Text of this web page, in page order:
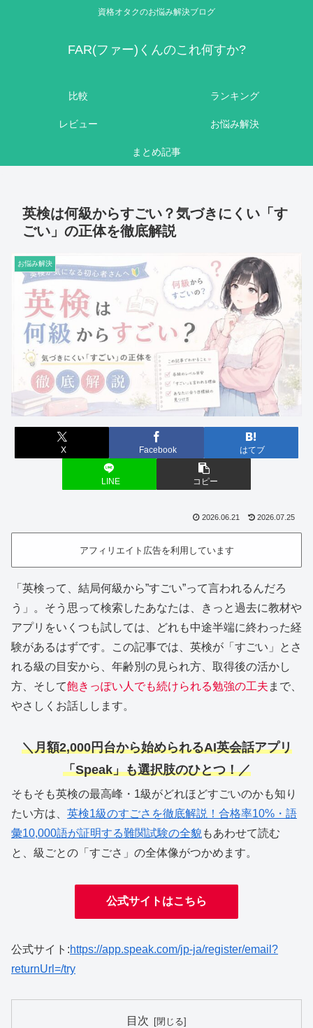
資格オタクのお悩み解決ブログ
FAR(ファー)くんのこれ何すか?
比較 ランキング
レビュー お悩み解決
まとめ記事
英検は何級からすごい？気づきにくい「す
ごい」の正体を徹底解説
お悩み解決
X Facebook はてブ
LINE コピー
2026.06.21 2026.07.25
アフィリエイト広告を利用しています
「英検って、結局何級から”すごい”って言われるんだろ
う」。そう思って検索したあなたは、きっと過去に教材や
アプリをいくつも試しては、どれも中途半端に終わった経
験があるはずです。この記事では、英検が「すごい」とさ
れる級の目安から、年齢別の見られ方、取得後の活かし
方、そして飽きっぽい人でも続けられる勉強の工夫 まで、
やさしくお話しします。
＼月額2,000円台から始められるAI英会話アプリ
「Speak」も選択肢のひとつ！／
そもそも英検の最高峰・1級がどれほどすごいのかも知り
たい方は、 英検1級のすごさを徹底解説！合格率10%・語
彙10,000語が証明する難関試験の全貌 もあわせて読む
と、級ごとの「すごさ」の全体像がつかめます。
公式サイトはこちら
公式サイト:https://app.speak.com/jp-ja/register/email?
returnUrl=/try
目次